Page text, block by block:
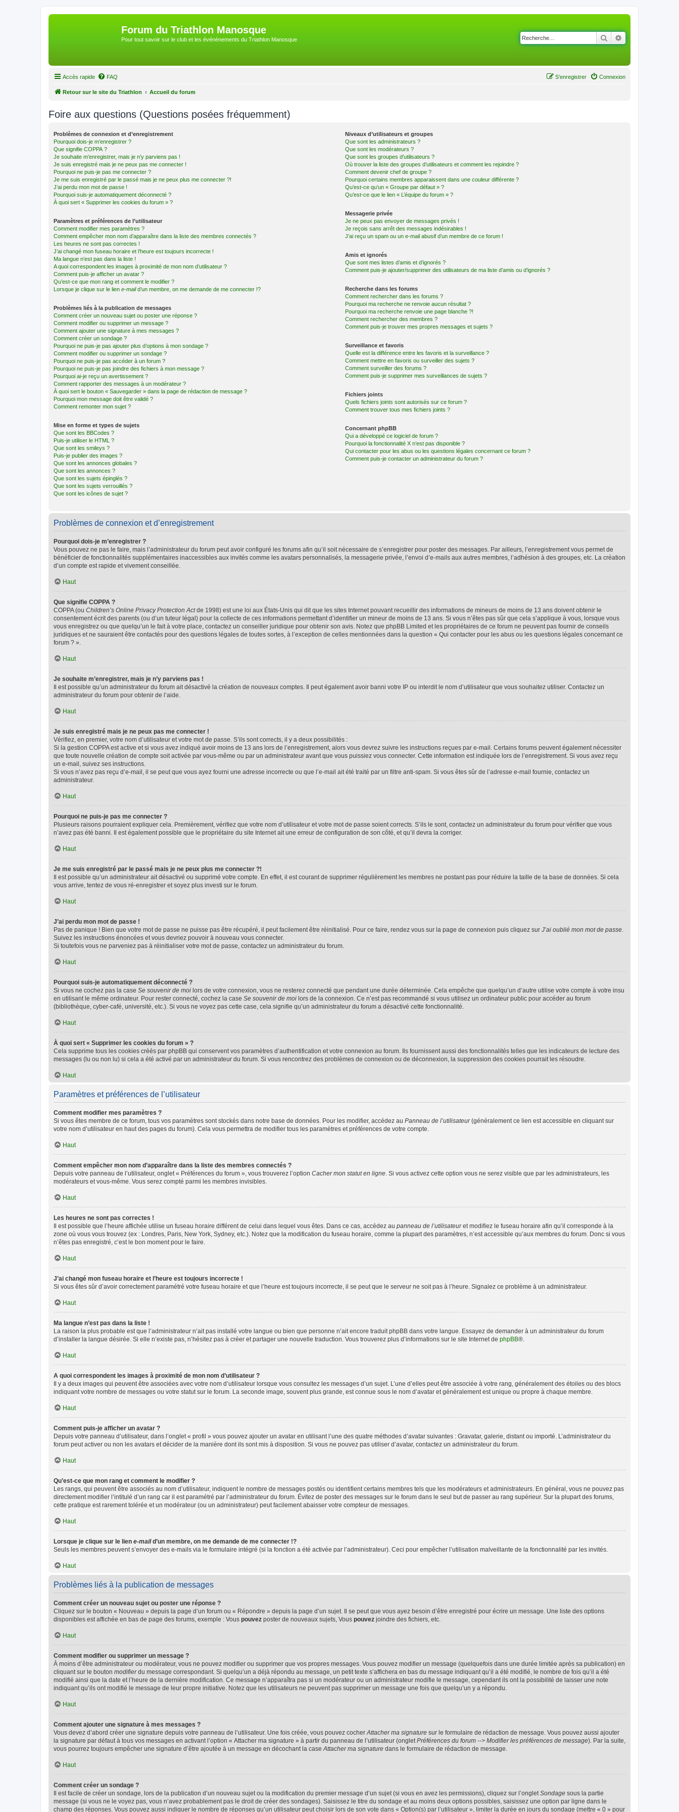
Forum du Triathlon Manosque
Pour tout savoir sur le club et les événènements du Triathlon Manosque Rechercher
Accès rapide FAQ Connexion
S’enregistrer
Retour sur le site du Triathlon Accueil du forum
Foire aux questions (Questions posées fréquemment)
Problèmes de connexion et d’enregistrement
Pourquoi dois-je m’enregistrer ?
Que signifie COPPA ?
Je souhaite m’enregistrer, mais je n’y parviens pas !
Je suis enregistré mais je ne peux pas me connecter !
Pourquoi ne puis-je pas me connecter ?
Je me suis enregistré par le passé mais je ne peux plus me connecter ?!
J’ai perdu mon mot de passe !
Pourquoi suis-je automatiquement déconnecté ?
À quoi sert « Supprimer les cookies du forum » ?
Paramètres et préférences de l’utilisateur
Comment modifier mes paramètres ?
Comment empêcher mon nom d’apparaître dans la liste des membres connectés ?
Les heures ne sont pas correctes !
J’ai changé mon fuseau horaire et l’heure est toujours incorrecte !
Ma langue n’est pas dans la liste !
A quoi correspondent les images à proximité de mon nom d’utilisateur ?
Comment puis-je afficher un avatar ?
Qu’est-ce que mon rang et comment le modifier ?
Lorsque je clique sur le lien e-maild’un membre, on me demande de me connecter !?
Problèmes liés à la publication de messages
Comment créer un nouveau sujet ou poster une réponse ?
Comment modifier ou supprimer un message ?
Comment ajouter une signature à mes messages ?
Comment créer un sondage ?
Pourquoi ne puis-je pas ajouter plus d’options à mon sondage ?
Comment modifier ou supprimer un sondage ?
Pourquoi ne puis-je pas accéder à un forum ?
Pourquoi ne puis-je pas joindre des fichiers à mon message ?
Pourquoi ai-je reçu un avertissement ?
Comment rapporter des messages à un modérateur ?
À quoi sert le bouton « Sauvegarder » dans la page de rédaction de message ?
Pourquoi mon message doit être validé ?
Comment remonter mon sujet ?
Mise en forme et types de sujets
Que sont les BBCodes ?
Puis-je utiliser le HTML ?
Que sont les smileys ?
Puis-je publier des images ?
Que sont les annonces globales ?
Que sont les annonces ?
Que sont les sujets épinglés ?
Que sont les sujets verrouillés ?
Que sont les icônes de sujet ?
Niveaux d’utilisateurs et groupes
Que sont les administrateurs ?
Que sont les modérateurs ?
Que sont les groupes d’utilisateurs ?
Où trouver la liste des groupes d’utilisateurs et comment les rejoindre ?
Comment devenir chef de groupe ?
Pourquoi certains membres apparaissent dans une couleur différente ?
Qu’est-ce qu’un « Groupe par défaut » ?
Qu’est-ce que le lien « L’équipe du forum » ?
Messagerie privée
Je ne peux pas envoyer de messages privés !
Je reçois sans arrêt des messages indésirables !
J’ai reçu un spam ou un e-mail abusif d’un membre de ce forum !
Amis et ignorés
Que sont mes listes d’amis et d’ignorés ?
Comment puis-je ajouter/supprimer des utilisateurs de ma liste d’amis ou d’ignorés ?
Recherche dans les forums
Comment rechercher dans les forums ?
Pourquoi ma recherche ne renvoie aucun résultat ?
Pourquoi ma recherche renvoie une page blanche ?!
Comment rechercher des membres ?
Comment puis-je trouver mes propres messages et sujets ?
Surveillance et favoris
Quelle est la différence entre les favoris et la surveillance ?
Comment mettre en favoris ou surveiller des sujets ?
Comment surveiller des forums ?
Comment puis-je supprimer mes surveillances de sujets ?
Fichiers joints
Quels fichiers joints sont autorisés sur ce forum ?
Comment trouver tous mes fichiers joints ?
Concernant phpBB
Qui a développé ce logiciel de forum ?
Pourquoi la fonctionnalité X n’est pas disponible ?
Qui contacter pour les abus ou les questions légales concernant ce forum ?
Comment puis-je contacter un administrateur du forum ?
Problèmes de connexion et d’enregistrement
Pourquoi dois-je m’enregistrer ?
Vous pouvez ne pas le faire, mais l’administrateur du forum peut avoir configuré les forums afin qu’il soit nécessaire de s’enregistrer pour poster des messages. Par ailleurs, l’enregistrement vous permet de
bénéficier de fonctionnalités supplémentaires inaccessibles aux invités comme les avatars personnalisés, la messagerie privée, l’envoi d’e-mails aux autres membres, l’adhésion à des groupes, etc. La création
d’un compte est rapide et vivement conseillée.
Haut
Que signifie COPPA ?
COPPA (ou Children’s Online Privacy Protection Actde 1998) est une loi aux États-Unis qui dit que les sites Internet pouvant recueillir des informations de mineurs de moins de 13 ans doivent obtenir le
consentement écrit des parents (ou d’un tuteur légal) pour la collecte de ces informations permettant d’identifier un mineur de moins de 13 ans. Si vous n’êtes pas sûr que cela s’applique à vous, lorsque vous
vous enregistrez ou que quelqu’un le fait à votre place, contactez un conseiller juridique pour obtenir son avis. Notez que phpBB Limited et les propriétaires de ce forum ne peuvent pas fournir de conseils
juridiques et ne sauraient être contactés pour des questions légales de toutes sortes, à l’exception de celles mentionnées dans la question « Qui contacter pour les abus ou les questions légales concernant ce
forum ? ».
Haut
Je souhaite m’enregistrer, mais je n’y parviens pas !
Il est possible qu’un administrateur du forum ait désactivé la création de nouveaux comptes. Il peut également avoir banni votre IP ou interdit le nom d’utilisateur que vous souhaitez utiliser. Contactez un
administrateur du forum pour obtenir de l’aide.
Haut
Je suis enregistré mais je ne peux pas me connecter !
Vérifiez, en premier, votre nom d’utilisateur et votre mot de passe. S’ils sont corrects, il y a deux possibilités :
Si la gestion COPPA est active et si vous avez indiqué avoir moins de 13 ans lors de l’enregistrement, alors vous devrez suivre les instructions reçues par e-mail. Certains forums peuvent également nécessiter
que toute nouvelle création de compte soit activée par vous-même ou par un administrateur avant que vous puissiez vous connecter. Cette information est indiquée lors de l’enregistrement. Si vous avez reçu
un e-mail, suivez ses instructions.
Si vous n’avez pas reçu d’e-mail, il se peut que vous ayez fourni une adresse incorrecte ou que l’e-mail ait été traité par un filtre anti-spam. Si vous êtes sûr de l’adresse e-mail fournie, contactez un
administrateur.
Haut
Pourquoi ne puis-je pas me connecter ?
Plusieurs raisons pourraient expliquer cela. Premièrement, vérifiez que votre nom d’utilisateur et votre mot de passe soient corrects. S’ils le sont, contactez un administrateur du forum pour vérifier que vous
n’avez pas été banni. Il est également possible que le propriétaire du site Internet ait une erreur de configuration de son côté, et qu’il devra la corriger.
Haut
Je me suis enregistré par le passé mais je ne peux plus me connecter ?!
Il est possible qu’un administrateur ait désactivé ou supprimé votre compte. En effet, il est courant de supprimer régulièrement les membres ne postant pas pour réduire la taille de la base de données. Si cela
vous arrive, tentez de vous ré-enregistrer et soyez plus investi sur le forum.
Haut
J’ai perdu mon mot de passe !
Pas de panique ! Bien que votre mot de passe ne puisse pas être récupéré, il peut facilement être réinitialisé. Pour ce faire, rendez vous sur la page de connexion puis cliquez sur J’ai oublié mon mot de passe.
Suivez les instructions énoncées et vous devriez pouvoir à nouveau vous connecter.
Si toutefois vous ne parveniez pas à réinitialiser votre mot de passe, contactez un administrateur du forum.
Haut
Pourquoi suis-je automatiquement déconnecté ?
Si vous ne cochez pas la case Se souvenir de moi lors de votre connexion, vous ne resterez connecté que pendant une durée déterminée. Cela empêche que quelqu’un d’autre utilise votre compte à votre insu
en utilisant le même ordinateur. Pour rester connecté, cochez la case Se souvenir de moi lors de la connexion. Ce n’est pas recommandé si vous utilisez un ordinateur public pour accéder au forum
(bibliothèque, cyber-café, université, etc.). Si vous ne voyez pas cette case, cela signifie qu’un administrateur du forum a désactivé cette fonctionnalité.
Haut
À quoi sert « Supprimer les cookies du forum » ?
Cela supprime tous les cookies créés par phpBB qui conservent vos paramètres d’authentification et votre connexion au forum. Ils fournissent aussi des fonctionnalités telles que les indicateurs de lecture des
messages (lu ou non lu) si cela a été activé par un administrateur du forum. Si vous rencontrez des problèmes de connexion ou de déconnexion, la suppression des cookies pourrait les résoudre.
Haut
Paramètres et préférences de l’utilisateur
Comment modifier mes paramètres ?
Si vous êtes membre de ce forum, tous vos paramètres sont stockés dans notre base de données. Pour les modifier, accédez au Panneau de l’utilisateur(généralement ce lien est accessible en cliquant sur
votre nom d’utilisateur en haut des pages du forum). Cela vous permettra de modifier tous les paramètres et préférences de votre compte.
Haut
Comment empêcher mon nom d’apparaître dans la liste des membres connectés ?
Depuis votre panneau de l’utilisateur, onglet « Préférences du forum », vous trouverez l’option Cacher mon statut en ligne. Si vous activez cette option vous ne serez visible que par les administrateurs, les
modérateurs et vous-même. Vous serez compté parmi les membres invisibles.
Haut
Les heures ne sont pas correctes !
Il est possible que l’heure affichée utilise un fuseau horaire différent de celui dans lequel vous êtes. Dans ce cas, accédez au panneau de l’utilisateuret modifiez le fuseau horaire afin qu’il corresponde à la
zone où vous vous trouvez (ex : Londres, Paris, New York, Sydney, etc.). Notez que la modification du fuseau horaire, comme la plupart des paramètres, n’est accessible qu’aux membres du forum. Donc si vous
n’êtes pas enregistré, c’est le bon moment pour le faire.
Haut
J’ai changé mon fuseau horaire et l’heure est toujours incorrecte !
Si vous êtes sûr d’avoir correctement paramétré votre fuseau horaire et que l’heure est toujours incorrecte, il se peut que le serveur ne soit pas à l’heure. Signalez ce problème à un administrateur.
Haut
Ma langue n’est pas dans la liste !
La raison la plus probable est que l’administrateur n’ait pas installé votre langue ou bien que personne n’ait encore traduit phpBB dans votre langue. Essayez de demander à un administrateur du forum
d’installer la langue désirée. Si elle n’existe pas, n’hésitez pas à créer et partager une nouvelle traduction. Vous trouverez plus d’informations sur le site Internet de phpBB®.
Haut
A quoi correspondent les images à proximité de mon nom d’utilisateur ?
Il y a deux images qui peuvent être associées avec votre nom d’utilisateur lorsque vous consultez les messages d’un sujet. L’une d’elles peut être associée à votre rang, généralement des étoiles ou des blocs
indiquant votre nombre de messages ou votre statut sur le forum. La seconde image, souvent plus grande, est connue sous le nom d’avatar et généralement est unique ou propre à chaque membre.
Haut
Comment puis-je afficher un avatar ?
Depuis votre panneau d’utilisateur, dans l’onglet « profil » vous pouvez ajouter un avatar en utilisant l’une des quatre méthodes d’avatar suivantes : Gravatar, galerie, distant ou importé. L’administrateur du
forum peut activer ou non les avatars et décider de la manière dont ils sont mis à disposition. Si vous ne pouvez pas utiliser d’avatar, contactez un administrateur du forum.
Haut
Qu’est-ce que mon rang et comment le modifier ?
Les rangs, qui peuvent être associés au nom d’utilisateur, indiquent le nombre de messages postés ou identifient certains membres tels que les modérateurs et administrateurs. En général, vous ne pouvez pas
directement modifier l’intitulé d’un rang car il est paramétré par l’administrateur du forum. Évitez de poster des messages sur le forum dans le seul but de passer au rang supérieur. Sur la plupart des forums,
cette pratique est rarement tolérée et un modérateur (ou un administrateur) peut facilement abaisser votre compteur de messages.
Haut
Lorsque je clique sur le lien e-maild’un membre, on me demande de me connecter !?
Seuls les membres peuvent s’envoyer des e-mails via le formulaire intégré (si la fonction a été activée par l’administrateur). Ceci pour empêcher l’utilisation malveillante de la fonctionnalité par les invités.
Haut
Problèmes liés à la publication de messages
Comment créer un nouveau sujet ou poster une réponse ?
Cliquez sur le bouton « Nouveau » depuis la page d’un forum ou « Répondre » depuis la page d’un sujet. Il se peut que vous ayez besoin d’être enregistré pour écrire un message. Une liste des options
disponibles est affichée en bas de page des forums, exemple : Vous pouvez poster de nouveaux sujets, Vous pouvez joindre des fichiers, etc.
Haut
Comment modifier ou supprimer un message ?
À moins d’être administrateur ou modérateur, vous ne pouvez modifier ou supprimer que vos propres messages. Vous pouvez modifier un message (quelquefois dans une durée limitée après sa publication) en
cliquant sur le bouton modifierdu message correspondant. Si quelqu’un a déjà répondu au message, un petit texte s’affichera en bas du message indiquant qu’il a été modifié, le nombre de fois qu’il a été
modifié ainsi que la date et l’heure de la dernière modification. Ce message n’apparaîtra pas si un modérateur ou un administrateur modifie le message, cependant ils ont la possibilité de laisser une note
indiquant qu’ils ont modifié le message de leur propre initiative. Notez que les utilisateurs ne peuvent pas supprimer un message une fois que quelqu’un y a répondu.
Haut
Comment ajouter une signature à mes messages ?
Vous devez d’abord créer une signature depuis votre panneau de l’utilisateur. Une fois créée, vous pouvez cocherAttacher ma signature sur le formulaire de rédaction de message. Vous pouvez aussi ajouter
la signature par défaut à tous vos messages en activant l’option « Attacher ma signature » à partir du panneau de l’utilisateur (ongletPréférences du forum --> Modifier les préférences de message). Par la suite,
vous pourrez toujours empêcher une signature d’être ajoutée à un message en décochant la caseAttacher ma signature dans le formulaire de rédaction de message.
Haut
Comment créer un sondage ?
Il est facile de créer un sondage, lors de la publication d’un nouveau sujet ou la modification du premier message d’un sujet (si vous en avez les permissions), cliquez sur l’ongletSondage sous la partie
message (si vous ne le voyez pas, vous n’avez probablement pas le droit de créer des sondages). Saisissez le titre du sondage et au moins deux options possibles, saisissez une option par ligne dans le
champ des réponses. Vous pouvez aussi indiquer le nombre de réponses qu’un utilisateur peut choisir lors de son vote dans « Option(s) par l’utilisateur », limiter la durée en jours du sondage (mettre « 0 » pour